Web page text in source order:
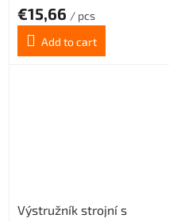
€15,66 / pcs
Add to cart
Výstružník strojní s